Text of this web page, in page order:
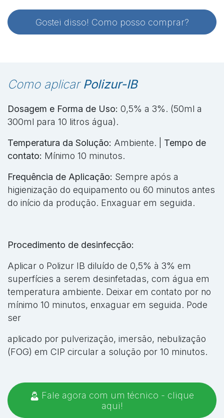
Gostei disso! Como posso comprar?
Como aplicar Polizur-IB
Dosagem e Forma de Uso: 0,5% a 3%. (50ml a
300ml para 10 litros água).
Temperatura da Solução: Ambiente. | Tempo de
contato: Mínimo 10 minutos.
Frequência de Aplicação: Sempre após a
higienização do equipamento ou 60 minutos antes
do início da produção. Enxaguar em seguida.
Procedimento de desinfecção:
Aplicar o Polizur IB diluído de 0,5% à 3% em
superfícies a serem desinfetadas, com água em
temperatura ambiente. Deixar em contato por no
mínimo 10 minutos, enxaguar em seguida. Pode
ser
aplicado por pulverização, imersão, nebulização
(FOG) em CIP circular a solução por 10 minutos.
Fale agora com um técnico - clique
aqui!